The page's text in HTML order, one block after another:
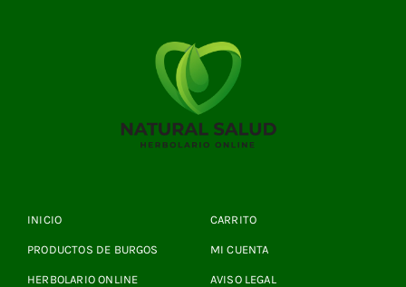
INICIO
PRODUCTOS DE BURGOS
HERBOLARIO ONLINE
CARRITO
MI CUENTA
AVISO LEGAL